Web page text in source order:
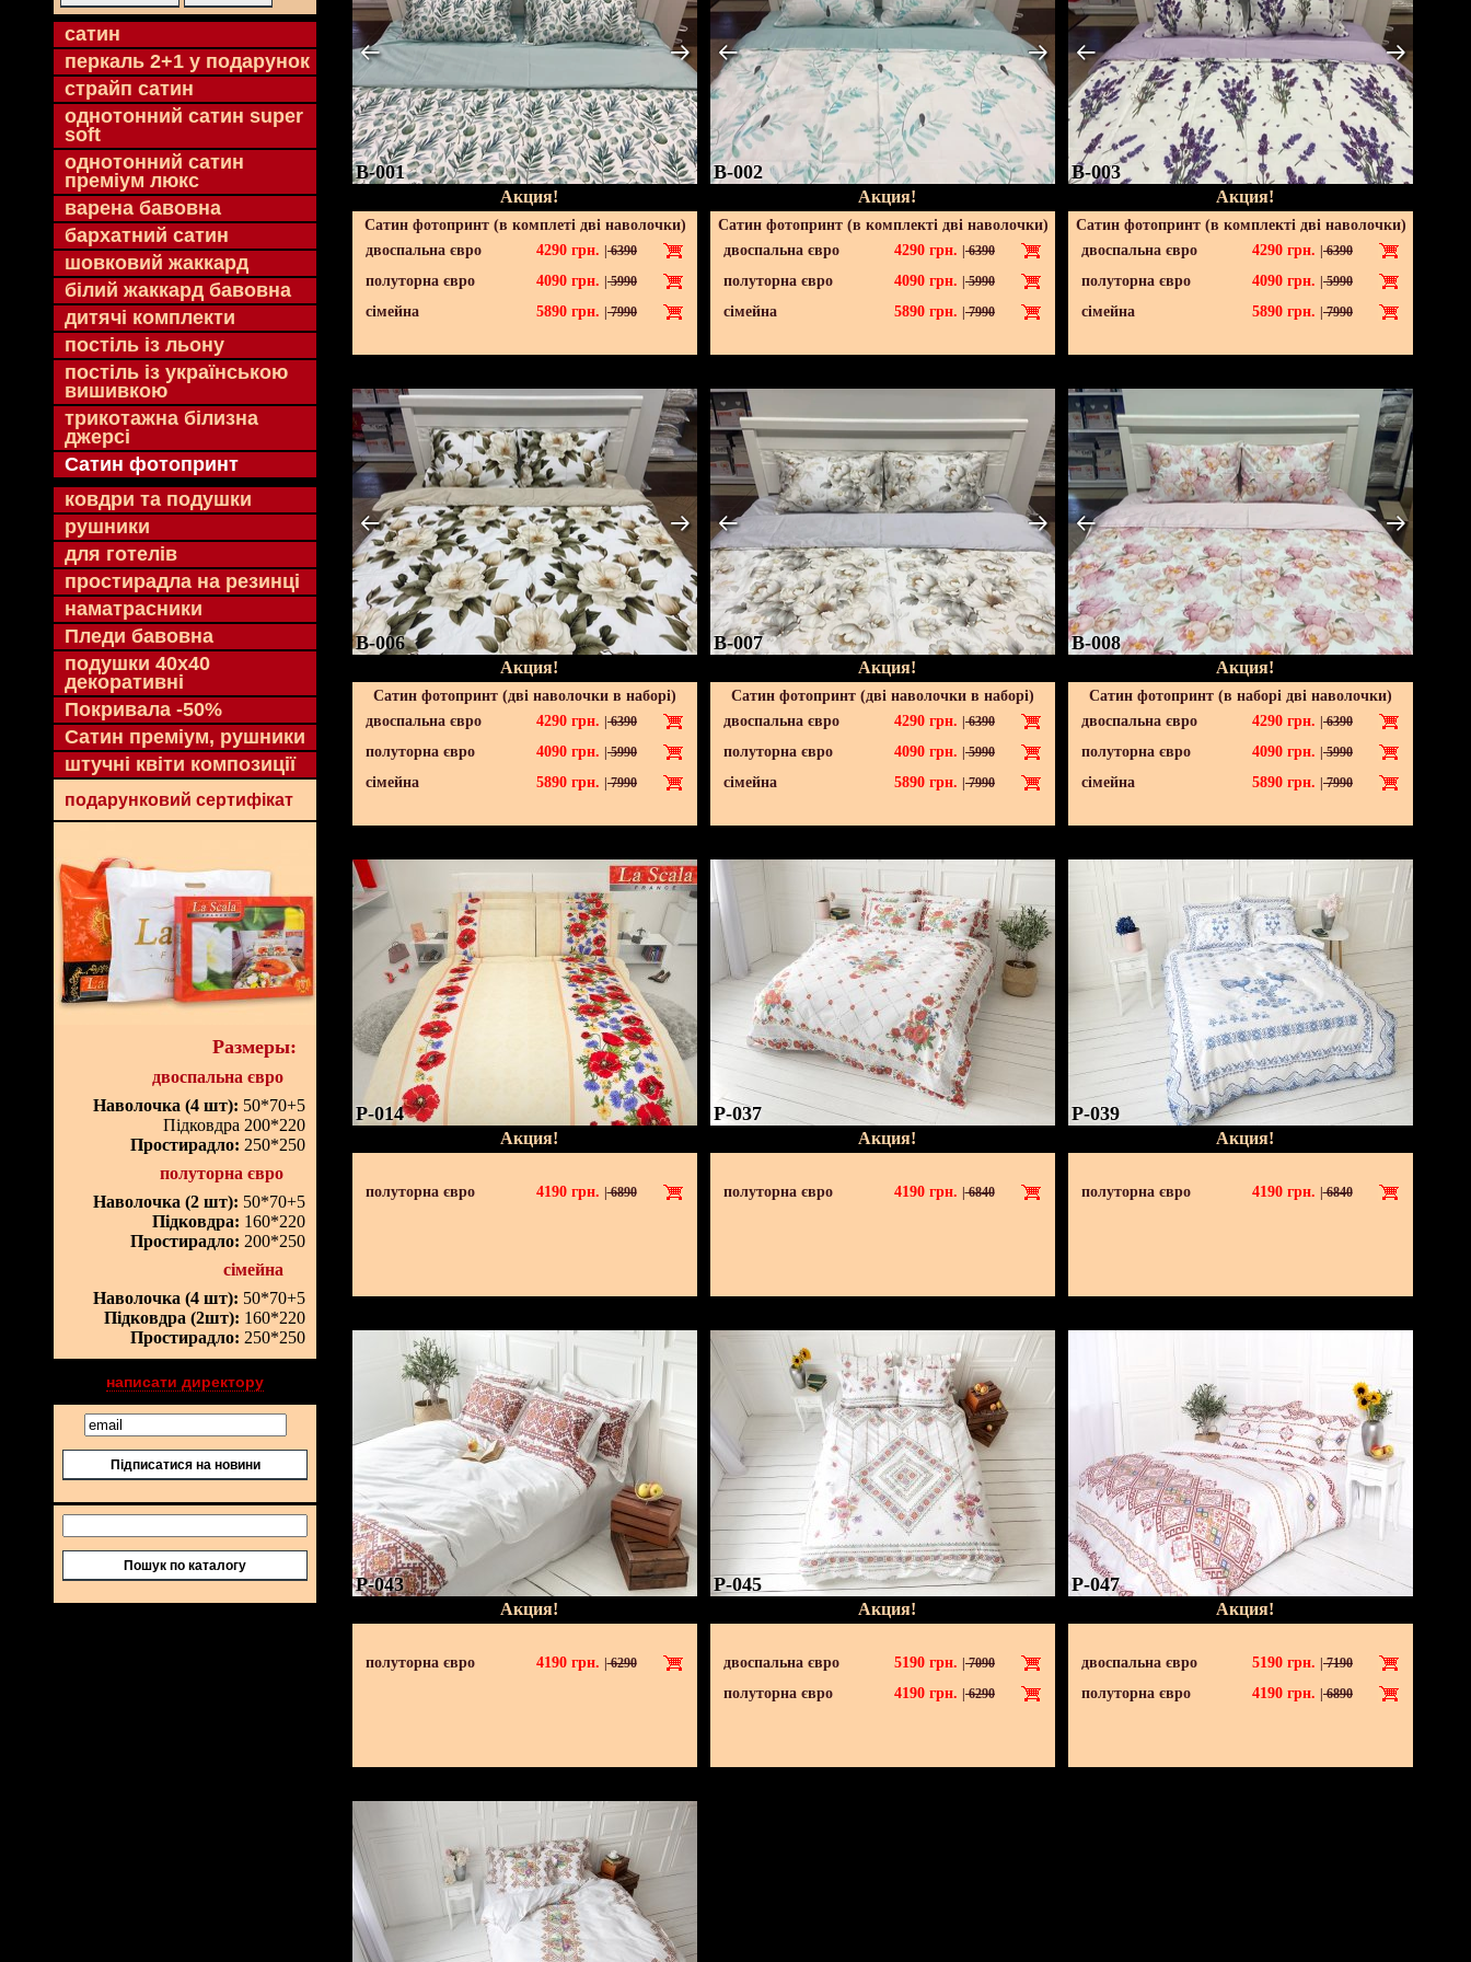
cатин
перкаль 2+1 у подарунок
страйп сатин
однотонний сатин super
soft
однотонний сатин
преміум люкс
варена бавовна
бархатний сатин
шовковий жаккард
білий жаккард бавовна
дитячі комплекти
постіль із льону
постіль із українською
вишивкою
трикотажна білизна
джерсі
Сатин фотопринт
ковдри та подушки
рушники
для готелів
простирадла на резинці
наматрасники
Пледи бавовна
подушки 40х40
декоративні
Покривала -50%
Сатин преміум, рушники
штучні квіти композиції
подарунковий сертифікат
Размеры:
двоспальна євро
Наволочка (4 шт): 50*70+5
Підковдра 200*220
Простирадло: 250*250
полуторна євро
Наволочка (2 шт): 50*70+5
Підковдра: 160*220
Простирадло: 200*250
сімейна
Наволочка (4 шт): 50*70+5
Підковдра (2шт): 160*220
Простирадло: 250*250
написати директору
Підписатися на новини
Пошук по каталогу
B-001
Акция!
Сатин фотопринт (в комплеті дві наволочки)
двоспальна євро
4290 грн. 6390
полуторна євро 4090 грн. 5990
сімейна 5890 грн. 7990
B-002
Акция!
Сатин фотопринт (в комплекті дві наволочки)
двоспальна євро
4290 грн. 6390
полуторна євро 4090 грн. 5990
сімейна 5890 грн. 7990
B-003
Акция!
Сатин фотопринт (в комплекті дві наволочки)
двоспальна євро
4290 грн. 6390
полуторна євро 4090 грн. 5990
сімейна 5890 грн. 7990
B-006
Акция!
Сатин фотопринт (дві наволочки в наборі)
двоспальна євро
4290 грн. 6390
полуторна євро 4090 грн. 5990
сімейна 5890 грн. 7990
B-007
Акция!
Сатин фотопринт (дві наволочки в наборі)
двоспальна євро
4290 грн. 6390
полуторна євро 4090 грн. 5990
сімейна 5890 грн. 7990
B-008
Акция!
Сатин фотопринт (в наборі дві наволочки)
двоспальна євро
4290 грн. 6390
полуторна євро 4090 грн. 5990
сімейна 5890 грн. 7990
P-014
Акция!
полуторна євро 4190 грн. |6890
P-037
Акция!
полуторна євро 4190 грн. |6840
P-039
Акция!
полуторна євро 4190 грн. |6840
P-043
Акция!
полуторна євро 4190 грн. |6290
P-045
Акция!
двоспальна євро 5190 грн. 7090
полуторна євро 4190 грн. 6290
P-047
Акция!
двоспальна євро 5190 грн. 7190
полуторна євро 4190 грн. 6890